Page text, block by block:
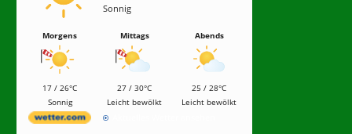
Sonnig
Morgens
17 / 26°C
Sonnig
Mittags
27 / 30°C
Leicht bewölkt
Abends
25 / 28°C
Leicht bewölkt